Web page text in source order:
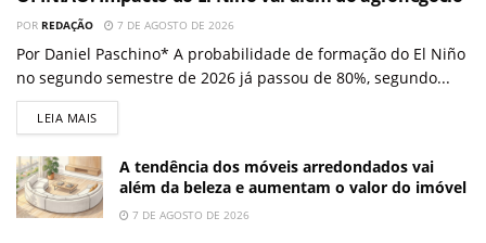
POR REDAÇÃO 7 DE AGOSTO DE 2026
Por Daniel Paschino* A probabilidade de formação do El Niño
no segundo semestre de 2026 já passou de 80%, segundo...
LEIA MAIS
A tendência dos móveis arredondados vai
além da beleza e aumentam o valor do imóvel
7 DE AGOSTO DE 2026